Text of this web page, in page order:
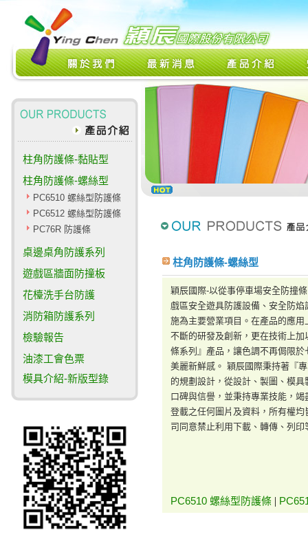
柱角防護條-黏貼型
柱角防護條-螺絲型
PC6510 螺絲型防護條
PC6512 螺絲型防護條
PC76R 防護條
桌邊桌角防護系列
遊戲區牆面防撞板
花檯洗手台防護
消防箱防護系列
檢驗報告
油漆工會色票
模具介紹-新版型錄
柱角防護條-螺絲型
穎辰國際-以從事停車場安全防撞
戲區安全遊具防護設備、安全防
施為主要營業項目。在產品的應
不斷的研發及創新，更在技術上
條系列』產品，讓色調不再侷限
美麗新鮮感。 穎辰國際秉持著『
的規劃設計，從設計、製圖、模
口碑與信譽，並秉持專業技能，
登載之任何圖片及資料，所有權
司同意禁止利用下載、轉傳、列
PC6510 螺絲型防護條 |